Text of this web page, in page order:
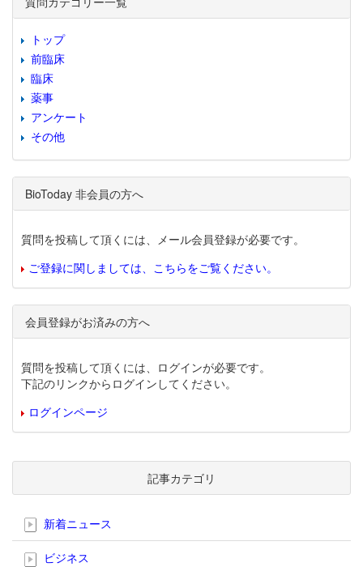
トップ
前臨床
臨床
薬事
アンケート
その他
BioToday 非会員の方へ
質問を投稿して頂くには、メール会員登録が必要です。
ご登録に関しましては、こちらをご覧ください。
会員登録がお済みの方へ
質問を投稿して頂くには、ログインが必要です。
下記のリンクからログインしてください。
ログインページ
記事カテゴリ
新着ニュース
ビジネス